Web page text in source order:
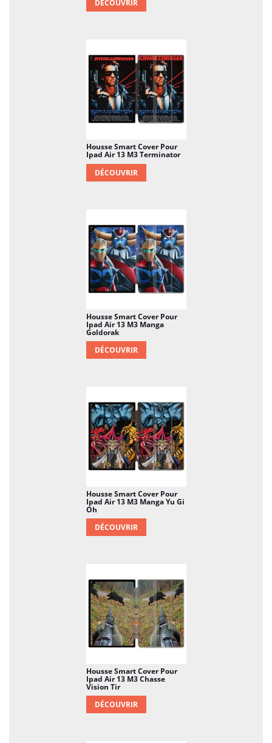
DÉCOUVRIR
Housse Smart Cover Pour
Ipad Air 13 M3 Terminator
DÉCOUVRIR
Housse Smart Cover Pour
Ipad Air 13 M3 Manga
Goldorak
DÉCOUVRIR
Housse Smart Cover Pour
Ipad Air 13 M3 Manga Yu Gi
Oh
DÉCOUVRIR
Housse Smart Cover Pour
Ipad Air 13 M3 Chasse
Vision Tir
DÉCOUVRIR